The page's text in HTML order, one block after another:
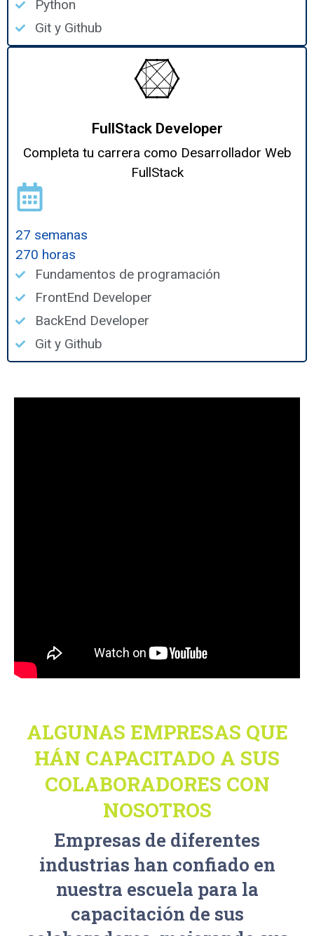
Python
Git y Github
FullStack Developer
Completa tu carrera como Desarrollador Web
FullStack
27 semanas
270 horas
Fundamentos de programación
FrontEnd Developer
BackEnd Developer
Git y Github
ALGUNAS EMPRESAS QUE
HÁN CAPACITADO A SUS
COLABORADORES CON
NOSOTROS
Empresas de diferentes
industrias han confiado en
nuestra escuela para la
capacitación de sus